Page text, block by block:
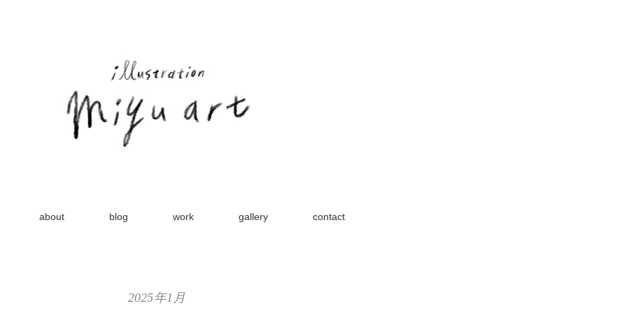
about blog work gallery contact
2025年1月